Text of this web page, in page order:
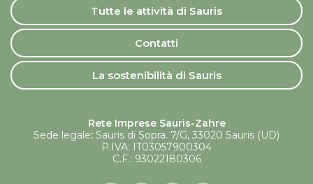
Tutte le attività di Sauris
Contatti
La sostenibilità di Sauris
Rete Imprese Sauris-Zahre
Sede legale: Sauris di Sopra. 7/G, 33020 Sauris (UD)
P.IVA: IT03057900304
C.F.: 93022180306